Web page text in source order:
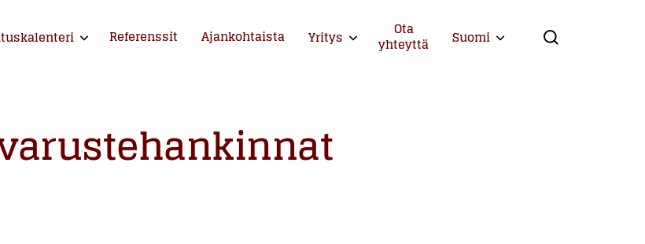
menu Expand child menu
Referenssit Ajankohtaista Yritys Expand child menu
Ota
yhteyttä Suomi Expand child menu